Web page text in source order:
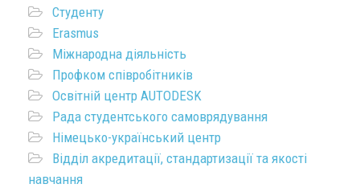
Студенту
Erasmus
Міжнародна діяльність
Профком співробітників
Освітній центр AUTODESK
Рада студентського самоврядування
Німецько-український центр
Відділ акредитації, стандартизації та якості
навчання